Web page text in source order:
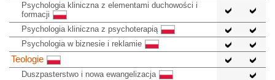
Psychologia kliniczna z elementami duchowości i
formacji
Psychologia kliniczna z psychoterapią
Psychologia w biznesie i reklamie
Teologie
Duszpasterstwo i nowa ewangelizacja